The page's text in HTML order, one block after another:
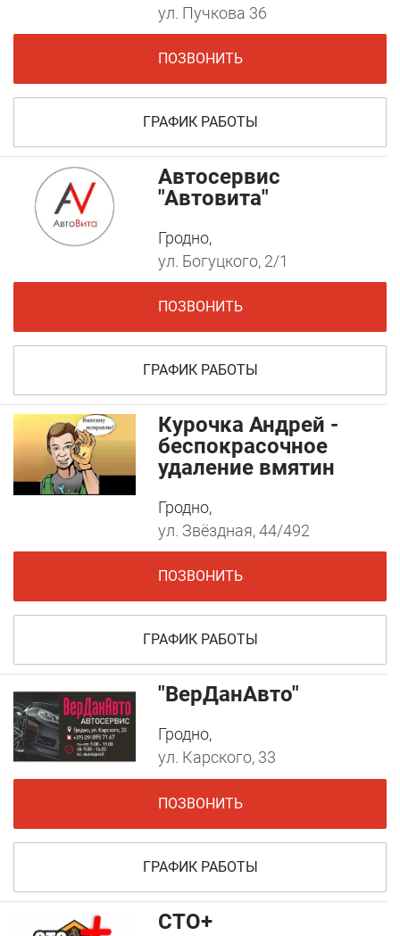
ул. Пучкова 36
ПОЗВОНИТЬ
ГРАФИК РАБОТЫ
Автосервис
"Автовита"
Гродно,
ул. Богуцкого, 2/1
ПОЗВОНИТЬ
ГРАФИК РАБОТЫ
Курочка Андрей -
беспокрасочное
удаление вмятин
Гродно,
ул. Звёздная, 44/492
ПОЗВОНИТЬ
ГРАФИК РАБОТЫ
"ВерДанАвто"
Гродно,
ул. Карского, 33
ПОЗВОНИТЬ
ГРАФИК РАБОТЫ
СТО+